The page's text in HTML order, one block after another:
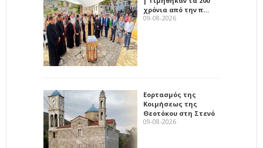
χρόνια από την π…
09-08-2026
Εορτασμός της
Κοιμήσεως της
Θεοτόκου στη Στενό
09-08-2026